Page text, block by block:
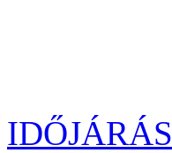
IDŐJÁRÁS